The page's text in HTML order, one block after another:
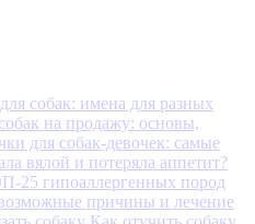
собак: имена для разных
на продажу: основы,
для собак-девочек: самые
вялой и потеряла аппетит?
25 гипоаллергенных пород
причины и лечение